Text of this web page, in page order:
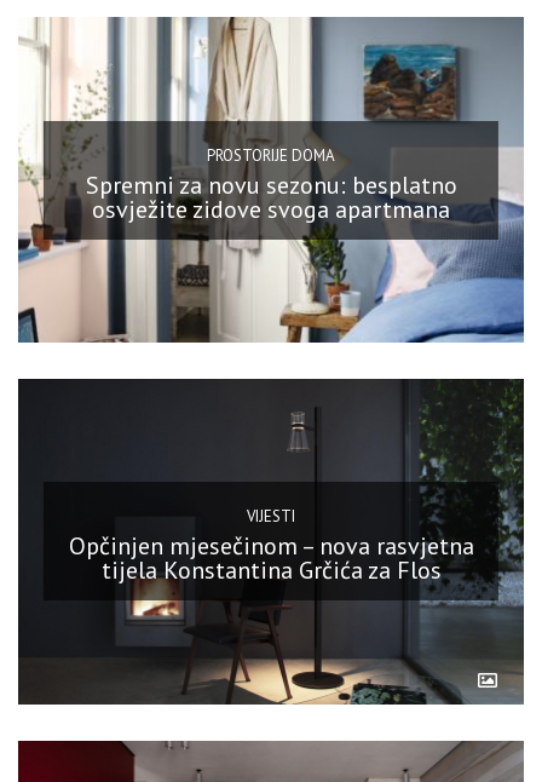
PROSTORIJE DOMA
Spremni za novu sezonu: besplatno
osvježite zidove svoga apartmana
VIJESTI
Opčinjen mjesečinom – nova rasvjetna
tijela Konstantina Grčića za Flos